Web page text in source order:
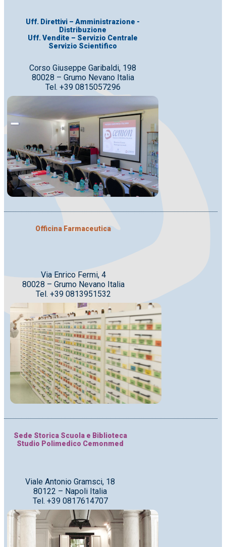
Uff. Direttivi – Amministrazione -
Distribuzione
Uff. Vendite – Servizio Centrale
Servizio Scientifico
Corso Giuseppe Garibaldi, 198
80028 – Grumo Nevano Italia
Tel. +39 0815057296
Officina Farmaceutica
Via Enrico Fermi, 4
80028 – Grumo Nevano Italia
Tel. +39 0813951532
Sede Storica Scuola e Biblioteca
Studio Polimedico Cemonmed
Viale Antonio Gramsci, 18
80122 – Napoli Italia
Tel. +39 0817614707